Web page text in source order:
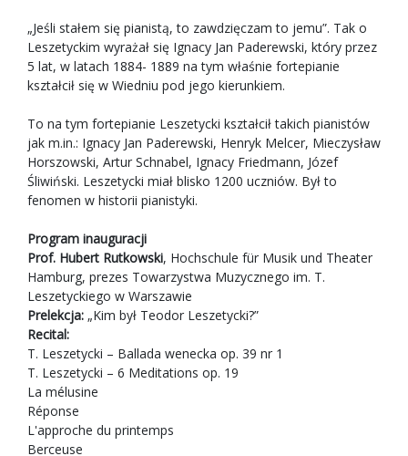
„Jeśli stałem się pianistą, to zawdzięczam to jemu”. Tak o
Leszetyckim wyrażał się Ignacy Jan Paderewski, który przez
5 lat, w latach 1884- 1889 na tym właśnie fortepianie
kształcił się w Wiedniu pod jego kierunkiem.
To na tym fortepianie Leszetycki kształcił takich pianistów
jak m.in.: Ignacy Jan Paderewski, Henryk Melcer, Mieczysław
Horszowski, Artur Schnabel, Ignacy Friedmann, Józef
Śliwiński. Leszetycki miał blisko 1200 uczniów. Był to
fenomen w historii pianistyki.
Program inauguracji
Prof. Hubert Rutkowski, Hochschule für Musik und Theater
Hamburg, prezes Towarzystwa Muzycznego im. T.
Leszetyckiego w Warszawie
Prelekcja: „Kim był Teodor Leszetycki?”
Recital:
T. Leszetycki – Ballada wenecka op. 39 nr 1
T. Leszetycki – 6 Meditations op. 19
La mélusine
Réponse
L'approche du printemps
Berceuse